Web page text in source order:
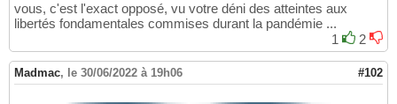
vous, c'est l'exact opposé, vu votre déni des atteintes aux
libertés fondamentales commises durant la pandémie ...
1
2
Madmac, le 30/06/2022 à 19h06 #102